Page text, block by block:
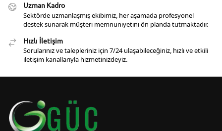
Uzman Kadro
Sektörde uzmanlaşmış ekibimiz, her aşamada profesyonel
destek sunarak müşteri memnuniyetini ön planda tutmaktadır.
Hızlı İletişim
Sorularınız ve talepleriniz için 7/24 ulaşabileceğiniz, hızlı ve etkili
iletişim kanallarıyla hizmetinizdeyiz.